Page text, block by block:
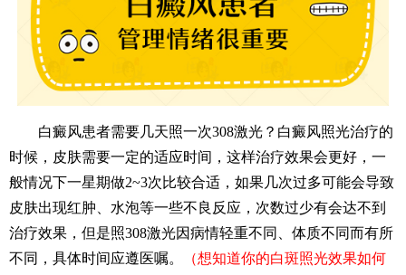
白癜风患者需要几天照一次308激光？白癜风照光治疗的
时候，皮肤需要一定的适应时间，这样治疗效果会更好，一
般情况下一星期做2~3次比较合适，如果几次过多可能会导致
皮肤出现红肿、水泡等一些不良反应，次数过少有会达不到
治疗效果，但是照308激光因病情轻重不同、体质不同而有所
不同，具体时间应遵医嘱。
（想知道你的白斑照光效果如何